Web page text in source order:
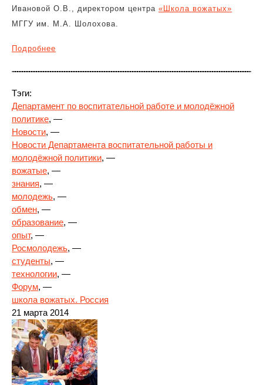
Ивановой О.В., директором центра «Школа вожатых»
МГГУ им. М.А. Шолохова.
Подробнее
Тэги:
Департамент по воспитательной работе и молодёжной
политике, —
Новости, —
Новости Департамента воспитательной работы и
молодёжной политики, —
вожатые, —
знания, —
молодежь, —
обмен, —
образование, —
опыт, —
Росмолодежь, —
студенты, —
технологии, —
Форум, —
школа вожатых. Россия
21 марта 2014